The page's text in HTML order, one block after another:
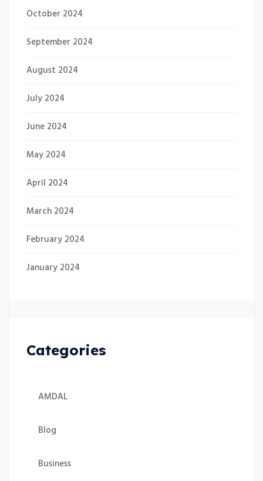
October 2024
September 2024
August 2024
July 2024
June 2024
May 2024
April 2024
March 2024
February 2024
January 2024
Categories
AMDAL
Blog
Business